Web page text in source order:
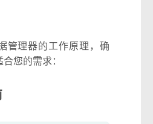
管理器的工作原理，确
您的需求：